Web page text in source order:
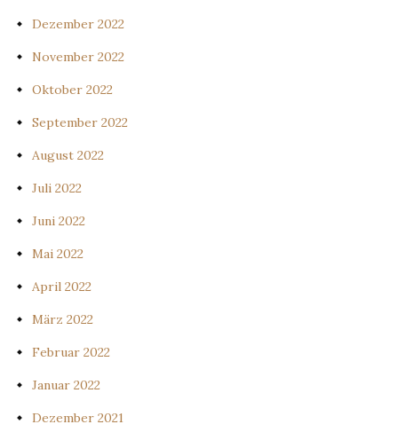
Dezember 2022
November 2022
Oktober 2022
September 2022
August 2022
Juli 2022
Juni 2022
Mai 2022
April 2022
März 2022
Februar 2022
Januar 2022
Dezember 2021